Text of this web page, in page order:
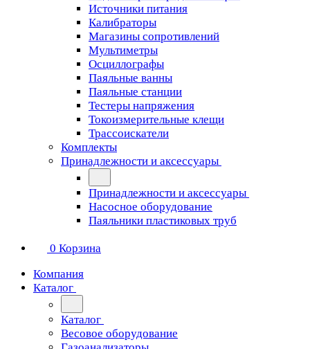
Источники питания
Калибраторы
Магазины сопротивлений
Мультиметры
Осциллографы
Паяльные ванны
Паяльные станции
Тестеры напряжения
Токоизмерительные клещи
Трассоискатели
Комплекты
Принадлежности и аксессуары
Принадлежности и аксессуары
Насосное оборудование
Паяльники пластиковых труб
0 Корзина
Компания
Каталог
Каталог
Весовое оборудование